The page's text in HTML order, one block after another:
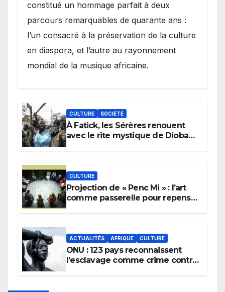
constitué un hommage parfait à deux
parcours remarquables de quarante ans :
l’un consacré à la préservation de la culture
en diaspora, et l’autre au rayonnement
mondial de la musique africaine.
CULTURE SOCIÉTÉ
À Fatick, les Sérères renouent
avec le rite mystique de Diobaye
CULTURE
Projection de « Penc Mi » : l’art
comme passerelle pour repenser
ACTUALITÉS AFRIQUE CULTURE
ONU : 123 pays reconnaissent
l’esclavage comme crime contre